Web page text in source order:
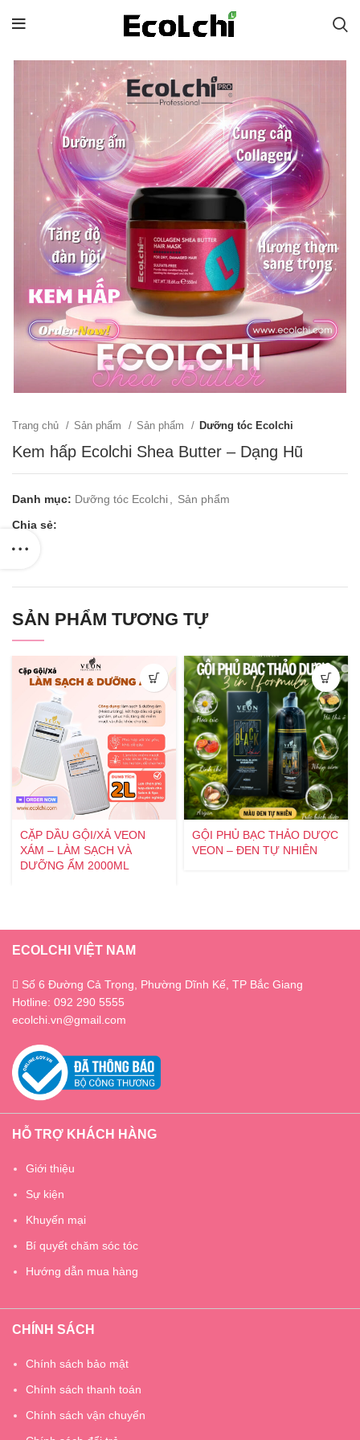
Trang chủ Sản phẩm Sản phẩm Dưỡng tóc Ecolchi
Kem hấp Ecolchi Shea Butter – Dạng Hũ
Danh mục: Dưỡng tóc Ecolchi
Sản phẩm
Chia sẻ:
SẢN PHẨM TƯƠNG TỰ
CẶP DẦU GỘI/XẢ VEON
XÁM – LÀM SẠCH VÀ
DƯỠNG ẨM 2000ML
GỘI PHỦ BẠC THẢO DƯỢC
VEON – ĐEN TỰ NHIÊN
ECOLCHI VIỆT NAM
Số 6 Đường Cả Trọng, Phường Dĩnh Kế, TP Bắc Giang
Hotline: 092 290 5555
ecolchi.vn@gmail.com
HỖ TRỢ KHÁCH HÀNG
Giới thiệu
Sự kiện
Khuyến mại
Bí quyết chăm sóc tóc
Hướng dẫn mua hàng
CHÍNH SÁCH
Chính sách bảo mật
Chính sách thanh toán
Chính sách vận chuyển